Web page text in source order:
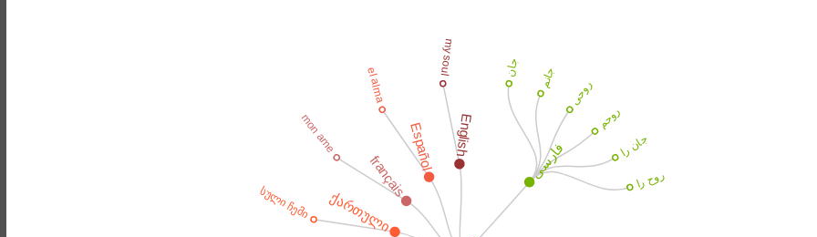
فارسی
جان جانم
روحی
روحم
جان را
روح را
ქართული
სული ჩემი
français
mon ame Español
el alma
English
my soul